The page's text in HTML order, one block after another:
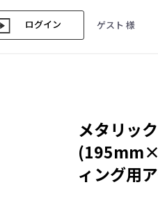
ログイン ゲスト 様
メタリッ
ィング用